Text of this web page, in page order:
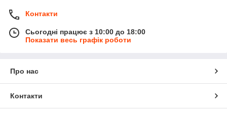
Контакти
Сьогодні працює з 10:00 до 18:00
Показати весь графік роботи
Про нас
Контакти